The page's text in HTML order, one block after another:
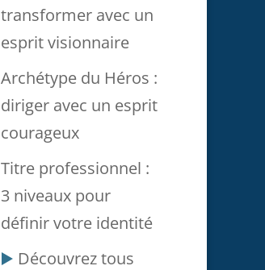
transformer avec un
esprit visionnaire
Archétype du Héros :
diriger avec un esprit
courageux
Titre professionnel :
3 niveaux pour
définir votre identité
▶️ Découvrez tous